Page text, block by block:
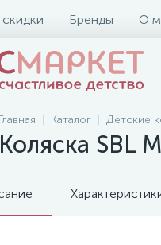
Бренды О
Главная Каталог Детские
Коляска SBL